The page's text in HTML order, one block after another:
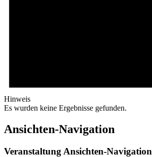
Hinweis
Es wurden keine Ergebnisse gefunden.
Ansichten-Navigation
Veranstaltung Ansichten-Navigation